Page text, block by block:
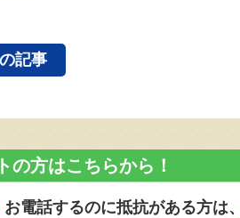
記事
の方はこちらから！
お電話するのに抵抗がある方は